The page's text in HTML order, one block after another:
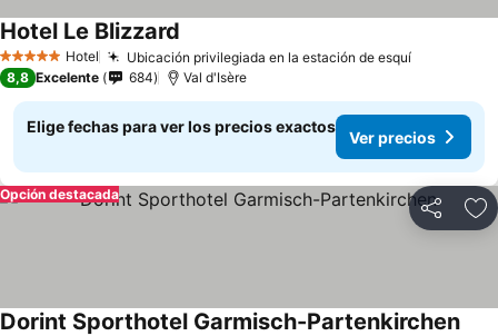
5 Estrellas Hotel Ubicación privilegiada en la estación de esquí
Hotel Le Blizzard
8,8 Excelente 684 Val d'Isère
Elige fechas para ver los precios exactos
Ver precios
Compartir
Opción destacada
Dorint Sporthotel Garmisch-Partenkirchen